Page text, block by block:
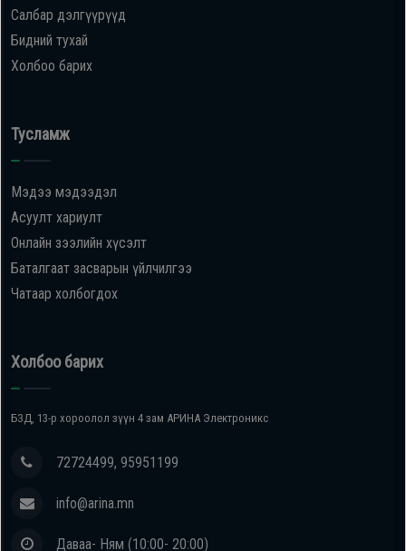
Салбар дэлгүүрүүд
Бидний тухай
Холбоо барих
Тусламж
Мэдээ мэдээдэл
Асуулт хариулт
Онлайн зээлийн хүсэлт
Баталгаат засварын үйлчилгээ
Чатаар холбогдох
Холбоо барих
БЗД, 13-р хороолол зүүн 4 зам АРИНА Электроникс
72724499, 95951199
info@arina.mn
Даваа- Ням (10:00- 20:00)